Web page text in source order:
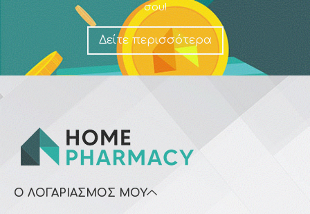
σου!
Δείτε περισσότερα
Ο ΛΟΓΑΡΙΑΣΜΌΣ ΜΟΥ